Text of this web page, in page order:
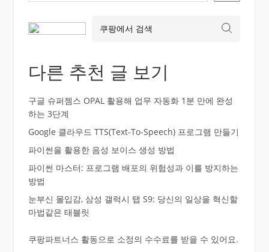
다른 추천 글 보기
구글 슈퍼젬스 OPAL 활용해 업무 자동화 1분 만에 완성
하는 3단계
Google 클라우드 TTS(Text-To-Speech) 프로그램 만들기
파이썬을 활용한 음성 보이스 생성 방법
파이썬 마스터: 프로그램 배포의 위험성과 이를 방지하는
방법
눈부신 몰입감, 삼성 갤럭시 탭 S9: 당신의 일상을 혁신할
마법같은 태블릿
쿠팡파트너스 활동으로 소정의 수수료를 받을 수 있어요.